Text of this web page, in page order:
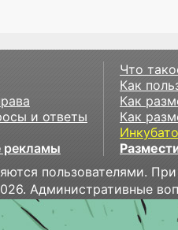
и ответы
рекламы
Что
Как
Как
Как
пользователями.
Административные